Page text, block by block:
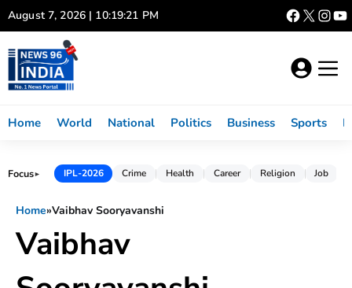
Skip
to
content
August 7, 2026 | 10:19:21 PM
Home World National Politics Business Sports
Focus► IPL-2026 Crime Health Career Religion Job
Home»Vaibhav Sooryavanshi
Vaibhav